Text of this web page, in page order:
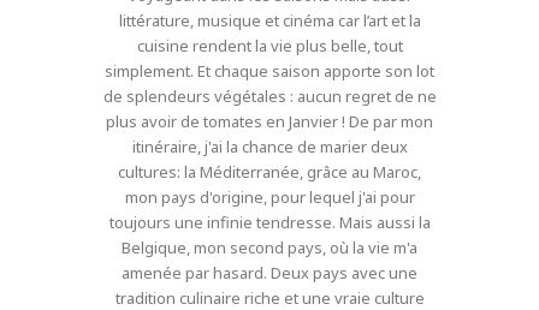
littérature, musique et cinéma car l’art et la
cuisine rendent la vie plus belle, tout
simplement. Et chaque saison apporte son lot
de splendeurs végétales : aucun regret de ne
plus avoir de tomates en Janvier ! De par mon
itinéraire, j'ai la chance de marier deux
cultures: la Méditerranée, grâce au Maroc,
mon pays d'origine, pour lequel j'ai pour
toujours une infinie tendresse. Mais aussi la
Belgique, mon second pays, où la vie m'a
amenée par hasard. Deux pays avec une
tradition culinaire riche et une vraie culture